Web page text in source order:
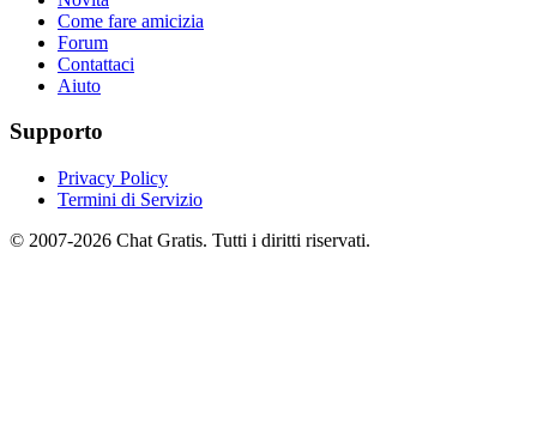
Come fare amicizia
Forum
Contattaci
Aiuto
Supporto
Privacy Policy
Termini di Servizio
© 2007-2026 Chat Gratis. Tutti i diritti riservati.